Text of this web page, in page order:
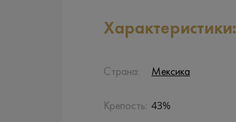
Характеристики:
Страна: Мексика
Крепость: 43%